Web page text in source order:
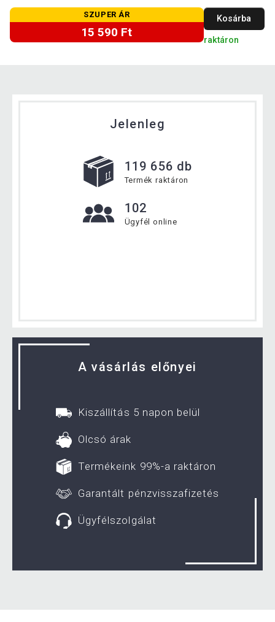
SZUPER ÁR
15 590 Ft
Kosárba
raktáron
Jelenleg
119 656 db
Termék raktáron
102
Ügyfél online
A vásárlás előnyei
Kiszállítás 5 napon belül
Olcsó árak
Termékeink 99%-a raktáron
Garantált pénzvisszafizetés
Ügyfélszolgálat